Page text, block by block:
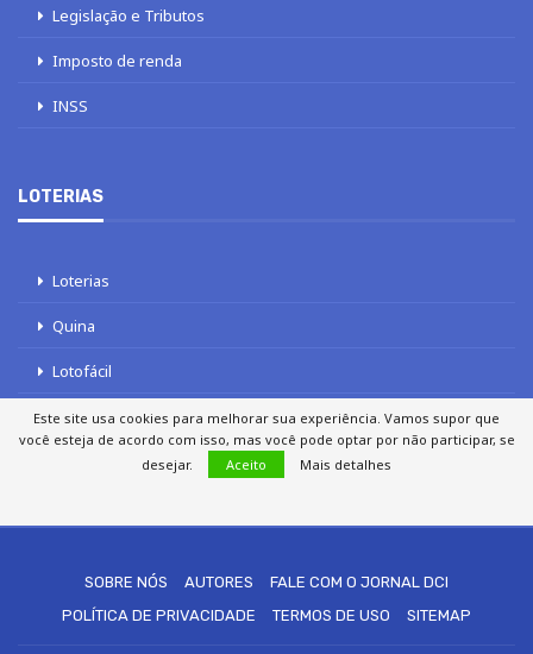
Legislação e Tributos
Imposto de renda
INSS
LOTERIAS
Loterias
Quina
Lotofácil
Mega-Sena
SOBRE NÓS AUTORES
FALE COM O JORNAL DCI
POLÍTICA DE PRIVACIDADE
TERMOS DE USO SITEMAP
Este site usa cookies para melhorar sua experiência. Vamos supor que
você esteja de acordo com isso, mas você pode optar por não participar, se
desejar.
Aceito Mais detalhes